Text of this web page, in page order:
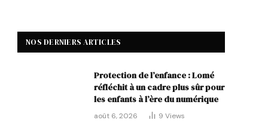
NOS DERNIERS ARTICLES
Protection de l’enfance : Lomé
réfléchit à un cadre plus sûr pour
les enfants à l’ère du numérique
août 6, 2026 9 Views